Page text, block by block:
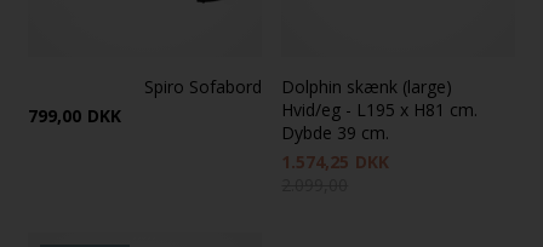
Spiro Sofabord
799,00 DKK
Dolphin skænk (large)
Hvid/eg - L195 x H81 cm.
Dybde 39 cm.
1.574,25 DKK